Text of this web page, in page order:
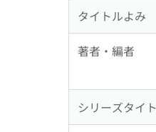
タイトルよみ
著者・編者
シリーズタイ